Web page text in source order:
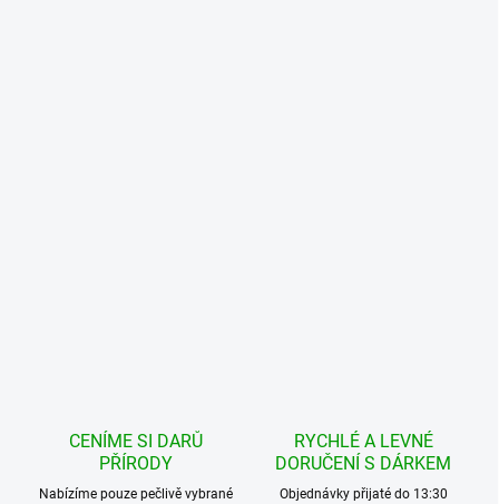
CENÍME SI DARŮ
PŘÍRODY
Nabízíme pouze pečlivě vybrané
RYCHLÉ A LEVNÉ
DORUČENÍ S DÁRKEM
Objednávky přijaté do 13:30